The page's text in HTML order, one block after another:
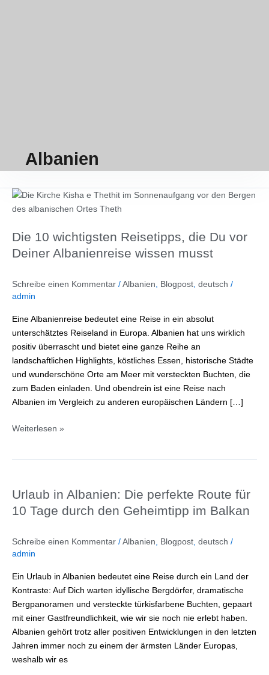
Albanien
Die 10 wichtigsten Reisetipps, die Du vor
Deiner Albanienreise wissen musst
Schreibe einen Kommentar /Albanien Blogpost deutsch /
admin
Eine Albanienreise bedeutet eine Reise in ein absolut
unterschätztes Reiseland in Europa. Albanien hat uns wirklich
positiv überrascht und bietet eine ganze Reihe an
landschaftlichen Highlights, köstliches Essen, historische Städte
und wunderschöne Orte am Meer mit versteckten Buchten, die
zum Baden einladen. Und obendrein ist eine Reise nach
Albanien im Vergleich zu anderen europäischen Ländern […]
Die
10
Reisetipps,
die
Deiner
wissen
musst
Weiterlesen »
Urlaub in Albanien: Die perfekte Route für
10 Tage durch den Geheimtipp im Balkan
Schreibe einen Kommentar /Albanien Blogpost deutsch /
admin
Ein Urlaub in Albanien bedeutet eine Reise durch ein Land der
Kontraste: Auf Dich warten idyllische Bergdörfer, dramatische
Bergpanoramen und versteckte türkisfarbene Buchten, gepaart
mit einer Gastfreundlichkeit, wie wir sie noch nie erlebt haben.
Albanien gehört trotz aller positiven Entwicklungen in den letzten
Jahren immer noch zu einem der ärmsten Länder Europas,
weshalb wir es
Albanien:
Die
für
Tage
durch
den
Geheimtipp
im
Balkan